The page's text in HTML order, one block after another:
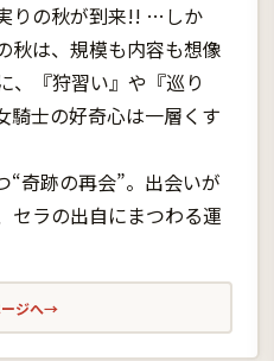
りの秋が到来!! …しか
秋は、規模も内容も想像
、『狩習い』や『巡り
騎士の好奇心は一層くす
奇跡の再会”。出会いが
セラの出自にまつわる運
ジへ→